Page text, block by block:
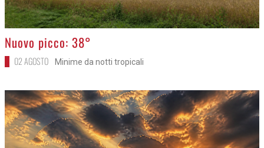
>
Nuovo picco: 38°
02 AGOSTO Minime da notti tropicali